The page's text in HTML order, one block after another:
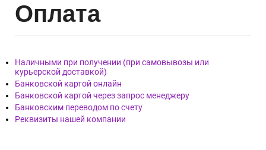
Оплата
Наличными при получении (при самовывозы или
курьерской доставкой)
Банковской картой онлайн
Банковской картой через запрос менеджеру
Банковским переводом по счету
Реквизиты нашей компании